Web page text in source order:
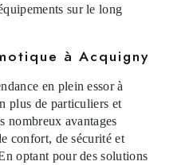
sur le long
à Acquigny
en plein essor à
plus de particuliers et
nombreux avantages
confort, de sécurité et
optant pour des solutions